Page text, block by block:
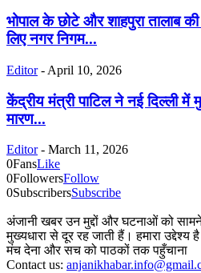
भोपाल के छोटे और शाहपुरा तालाब
लिए नगर निगम...
Editor - April 10, 2026
केंद्रीय मंत्री पाटिल ने नई दिल्ली में
मारण...
Editor - March 11, 2026
0FansLike
0FollowersFollow
0SubscribersSubscribe
अंजानी खबर उन मुद्दों और घटनाओं को
मुख्यधारा से दूर रह जाती हैं। हमारा
मंच देना और सच को पाठकों तक पहुँचाना
Contact us: